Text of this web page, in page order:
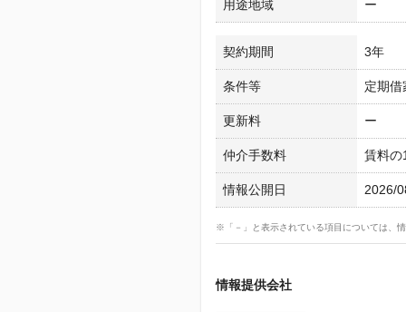
用途地域 ー
契約期間 3年
条件等 定期借
更新料 ー
仲介手数料 賃料の
情報公開日 2026/
※「－」と表示されている項目については、
情報提供会社